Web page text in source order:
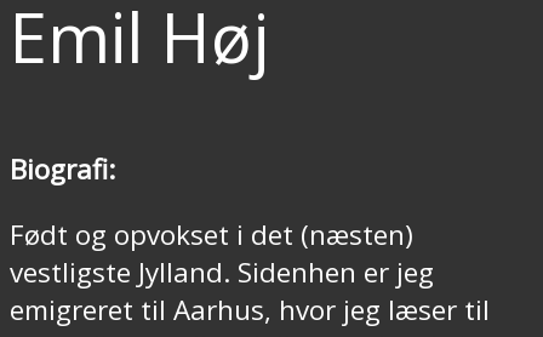
Emil Høj
Biografi:
Født og opvokset i det (næsten)
vestligste Jylland. Sidenhen er jeg
emigreret til Aarhus, hvor jeg læser til